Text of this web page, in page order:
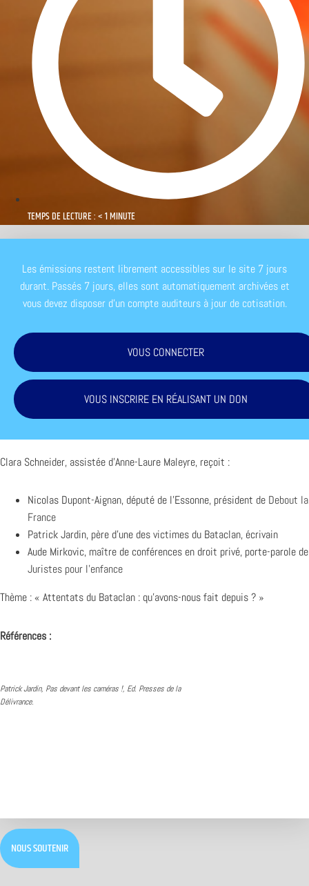
TEMPS DE LECTURE : < 1 MINUTE
Les émissions restent librement accessibles sur le site 7 jours
durant. Passés 7 jours, elles sont automatiquement archivées et
vous devez disposer d'un compte auditeurs à jour de cotisation.
VOUS CONNECTER
VOUS INSCRIRE EN RÉALISANT UN DON
Clara Schneider, assistée d’Anne-Laure Maleyre, reçoit :
Nicolas Dupont-Aignan, député de l’Essonne, président de Debout la
France
Patrick Jardin, père d’une des victimes du Bataclan, écrivain
Aude Mirkovic, maître de conférences en droit privé, porte-parole de
Juristes pour l’enfance
Thème : « Attentats du Bataclan : qu’avons-nous fait depuis ? »
Références :
Patrick Jardin, Pas devant les caméras !, Ed. Presses de la
Délivrance.
NOUS SOUTENIR